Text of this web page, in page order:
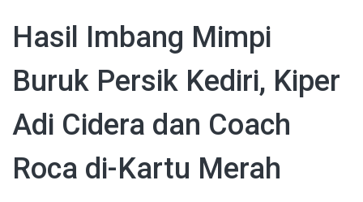
Hasil Imbang Mimpi
Buruk Persik Kediri, Kiper
Adi Cidera dan Coach
Roca di-Kartu Merah